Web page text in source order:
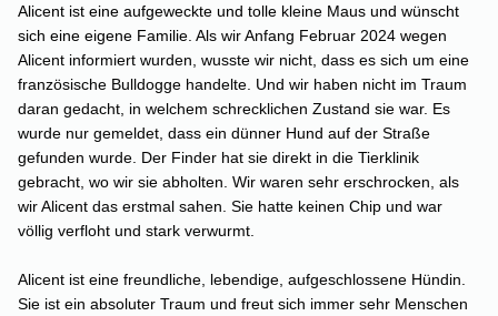
Alicent ist eine aufgeweckte und tolle kleine Maus und wünscht
sich eine eigene Familie. Als wir Anfang Februar 2024 wegen
Alicent informiert wurden, wusste wir nicht, dass es sich um eine
französische Bulldogge handelte. Und wir haben nicht im Traum
daran gedacht, in welchem schrecklichen Zustand sie war. Es
wurde nur gemeldet, dass ein dünner Hund auf der Straße
gefunden wurde. Der Finder hat sie direkt in die Tierklinik
gebracht, wo wir sie abholten. Wir waren sehr erschrocken, als
wir Alicent das erstmal sahen. Sie hatte keinen Chip und war
völlig verfloht und stark verwurmt.
Alicent ist eine freundliche, lebendige, aufgeschlossene Hündin.
Sie ist ein absoluter Traum und freut sich immer sehr Menschen